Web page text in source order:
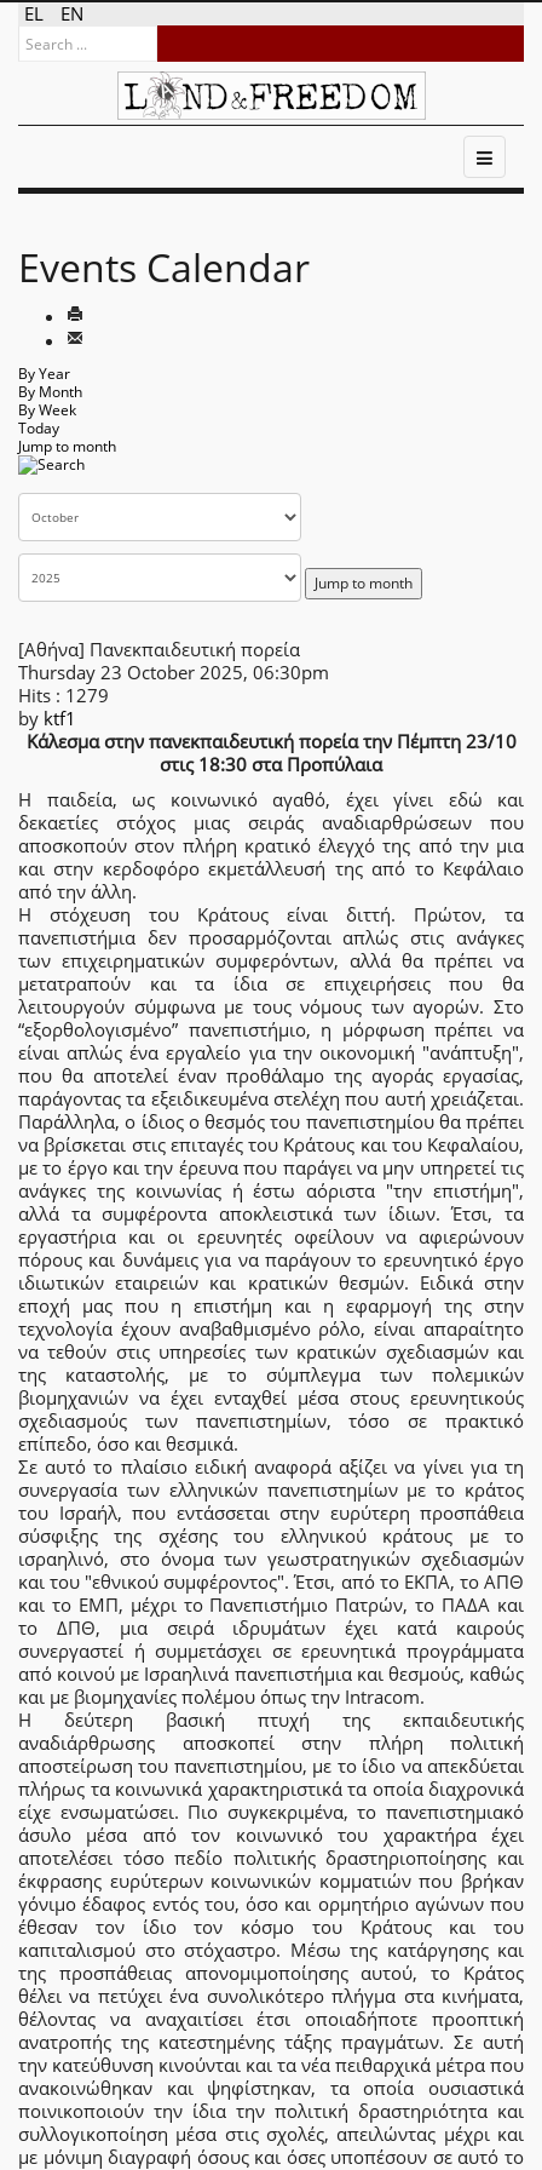
EL EN
Events Calendar
By Year
By Month
By Week
Today
Jump to month
Jump to month
[Αθήνα] Πανεκπαιδευτική πορεία
Thursday 23 October 2025, 06:30pm
Hits : 1279
by ktf1
Κάλεσμα στην πανεκπαιδευτική πορεία την Πέμπτη 23/10
στις 18:30 στα Προπύλαια
Η παιδεία, ως κοινωνικό αγαθό, έχει γίνει εδώ και
δεκαετίες στόχος μιας σειράς αναδιαρθρώσεων που
αποσκοπούν στον πλήρη κρατικό έλεγχό της από την μια
και στην κερδοφόρο εκμετάλλευσή της από το Κεφάλαιο
από την άλλη.
Η στόχευση του Κράτους είναι διττή. Πρώτον, τα
πανεπιστήμια δεν προσαρμόζονται απλώς στις ανάγκες
των επιχειρηματικών συμφερόντων, αλλά θα πρέπει να
μετατραπούν και τα ίδια σε επιχειρήσεις που θα
λειτουργούν σύμφωνα με τους νόμους των αγορών. Στο
“εξορθολογισμένο” πανεπιστήμιο, η μόρφωση πρέπει να
είναι απλώς ένα εργαλείο για την οικονομική "ανάπτυξη",
που θα αποτελεί έναν προθάλαμο της αγοράς εργασίας,
παράγοντας τα εξειδικευμένα στελέχη που αυτή χρειάζεται.
Παράλληλα, ο ίδιος ο θεσμός του πανεπιστημίου θα πρέπει
να βρίσκεται στις επιταγές του Κράτους και του Κεφαλαίου,
με το έργο και την έρευνα που παράγει να μην υπηρετεί τις
ανάγκες της κοινωνίας ή έστω αόριστα "την επιστήμη",
αλλά τα συμφέροντα αποκλειστικά των ίδιων. Έτσι, τα
εργαστήρια και οι ερευνητές οφείλουν να αφιερώνουν
πόρους και δυνάμεις για να παράγουν το ερευνητικό έργο
ιδιωτικών εταιρειών και κρατικών θεσμών. Ειδικά στην
εποχή μας που η επιστήμη και η εφαρμογή της στην
τεχνολογία έχουν αναβαθμισμένο ρόλο, είναι απαραίτητο
να τεθούν στις υπηρεσίες των κρατικών σχεδιασμών και
της καταστολής, με το σύμπλεγμα των πολεμικών
βιομηχανιών να έχει ενταχθεί μέσα στους ερευνητικούς
σχεδιασμούς των πανεπιστημίων, τόσο σε πρακτικό
επίπεδο, όσο και θεσμικά.
Σε αυτό το πλαίσιο ειδική αναφορά αξίζει να γίνει για τη
συνεργασία των ελληνικών πανεπιστημίων με το κράτος
του Ισραήλ, που εντάσσεται στην ευρύτερη προσπάθεια
σύσφιξης της σχέσης του ελληνικού κράτους με το
ισραηλινό, στο όνομα των γεωστρατηγικών σχεδιασμών
και του "εθνικού συμφέροντος". Έτσι, από το ΕΚΠΑ, το ΑΠΘ
και το ΕΜΠ, μέχρι το Πανεπιστήμιο Πατρών, το ΠΑΔΑ και
το ΔΠΘ, μια σειρά ιδρυμάτων έχει κατά καιρούς
συνεργαστεί ή συμμετάσχει σε ερευνητικά προγράμματα
από κοινού με Ισραηλινά πανεπιστήμια και θεσμούς, καθώς
και με βιομηχανίες πολέμου όπως την Intracom.
Η δεύτερη βασική πτυχή της εκπαιδευτικής
αναδιάρθρωσης αποσκοπεί στην πλήρη πολιτική
αποστείρωση του πανεπιστημίου, με το ίδιο να απεκδύεται
πλήρως τα κοινωνικά χαρακτηριστικά τα οποία διαχρονικά
είχε ενσωματώσει. Πιο συγκεκριμένα, το πανεπιστημιακό
άσυλο μέσα από τον κοινωνικό του χαρακτήρα έχει
αποτελέσει τόσο πεδίο πολιτικής δραστηριοποίησης και
έκφρασης ευρύτερων κοινωνικών κομματιών που βρήκαν
γόνιμο έδαφος εντός του, όσο και ορμητήριο αγώνων που
έθεσαν τον ίδιο τον κόσμο του Κράτους και του
καπιταλισμού στο στόχαστρο. Μέσω της κατάργησης και
της προσπάθειας απονομιμοποίησης αυτού, το Κράτος
θέλει να πετύχει ένα συνολικότερο πλήγμα στα κινήματα,
θέλοντας να αναχαιτίσει έτσι οποιαδήποτε προοπτική
ανατροπής της κατεστημένης τάξης πραγμάτων. Σε αυτή
την κατεύθυνση κινούνται και τα νέα πειθαρχικά μέτρα που
ανακοινώθηκαν και ψηφίστηκαν, τα οποία ουσιαστικά
ποινικοποιούν την ίδια την πολιτική δραστηριότητα και
συλλογικοποίηση μέσα στις σχολές, απειλώντας μέχρι και
με μόνιμη διαγραφή όσους και όσες υποπέσουν σε αυτό το